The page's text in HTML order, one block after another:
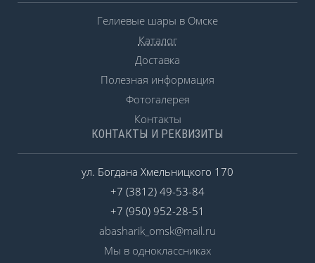
Гелиевые шары в Омске
Каталог
Доставка
Полезная информация
Фотогалерея
Контакты
КОНТАКТЫ И РЕКВИЗИТЫ
ул. Богдана Хмельницкого 170
+7 (3812) 49-53-84
+7 (950) 952-28-51
abasharik_omsk@mail.ru
Мы в одноклассниках